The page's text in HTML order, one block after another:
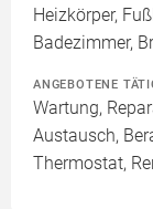
Heizkörper,
Badezimmer,
ANGEBOTENE
Wartung,
Austausch,
Thermostat,